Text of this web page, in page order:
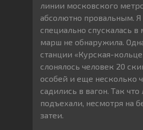
линии московского
абсолютно провальным. Я
специально спускалась в
марш не обнаружила.
станции «Курская-
слонялось человек 20
особей и еще несколько
садились в вагон. Так
подъехали, несмотря на
затеи.